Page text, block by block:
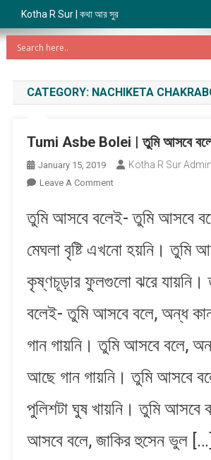
Kotha R Sur | কথা আর সুর
CATEGORY: NACHIKETA
Tumi Asbe Bolei | তুমি আসবে
January 15, 2019 Kotha R Sur Admin
Leave A CommentOn
Asbe
|
আসবে
তুমি আসবে বলেই- তুমি আসবে
মেঘলা বৃষ্টি এখনো হয়নি। তুমি
কৃষ্ণচূড়ার ফুলগুলো ঝরে যায়নি।
বলেই- তুমি আসবে বলে, অন্ধ
গান গায়নি। তুমি আসবে বলে,
আছে গান গায়নি। তুমি আসবে
পুলিশটা ঘুষ খায়নি। তুমি আসবে
আসবে বলে, জাকির হুসেন ভুল […]